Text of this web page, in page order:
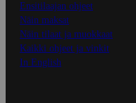
Ensitilaajan ohjeet
Näin maksat
Näin tilaat ja muokkaat
Kaikki ohjeet ja vinkit
In English